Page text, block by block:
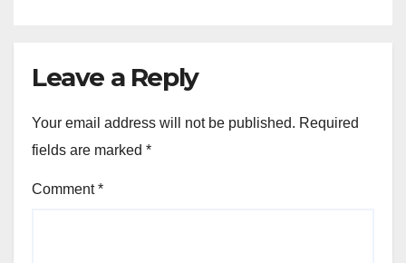
Leave a Reply
Your email address will not be published. Required
fields are marked *
Comment*